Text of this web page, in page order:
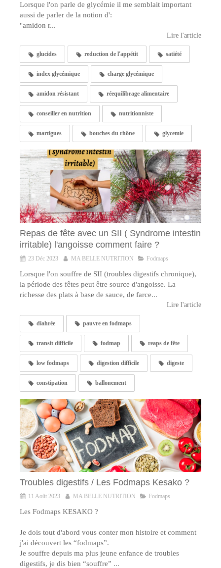
Lorsque l'on parle de glycémie il me semblait important
aussi de parler de la notion d':
"amidon r...
Lire l'article
glucides reduction de l'appétit satiété
index glycémique charge glycémique
amidon résistant réequilibrage alimentaire
conseiller en nutrition nutritionniste
martigues bouches du rhône glycemie
Repas de fête avec un SII ( Syndrome intestin
irritable) l'angoisse comment faire ?
23 Déc 2023 MA BELLE NUTRITION Fodmaps
Lorsque l'on souffre de SII (troubles digestifs chronique),
la période des fêtes peut être source d'angoisse. La
richesse des plats à base de sauce, de farce...
Lire l'article
diahrée pauvre en fodmaps
transit difficile fodmap reaps de fête
low fodmaps digestion difficile digeste
constipation ballonement
Troubles digestifs / Les Fodmaps Kesako ?
11 Août 2023 MA BELLE NUTRITION Fodmaps
Les Fodmaps KESAKO ?
Je dois tout d'abord vous conter mon histoire et comment
j'ai découvert les “fodmaps”.
Je souffre depuis ma plus jeune enfance de troubles
digestifs, je dis bien “souffre” ...